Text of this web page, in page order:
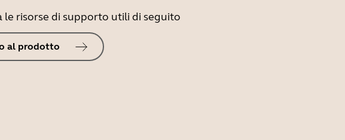
risorse di supporto utili di seguito
al prodotto